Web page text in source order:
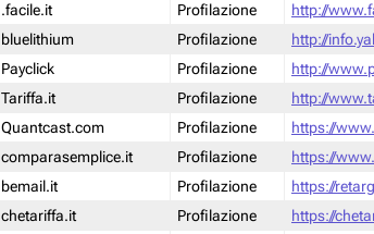
.facile.it Profilazione
http://
bluelithium Profilazione
http://
Payclick Profilazione
http://
Tariffa.it Profilazione
http://
Quantcast.com Profilazione
https://
comparasemplice.it Profilazione
https://
bemail.it Profilazione
https://
chetariffa.it Profilazione
https://